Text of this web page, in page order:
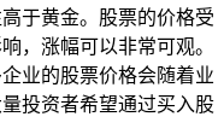
于黄金。股票的价格受
，涨幅可以非常可观。
业的股票价格会随着业
投资者希望通过买入股